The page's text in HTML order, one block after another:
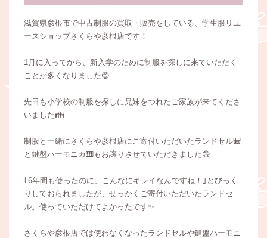
滋賀県彦根市で中古制服の買取・販売をしている、学生服リユ
ースショップさくらや彦根店です！
1月に入ってから、新入学のために制服を探しに来ていただく
ことが多くなりました😊
先日も小学校の制服を探しに兄妹をつれたご家族が来てくださ
いました👪
制服と一緒にさくらや彦根店にご寄付いただいたランドセル🎒
と鍵盤ハーモニカ🎹もお譲りさせていただきました😄
｢6年間も使ったのに、こんなにキレイなんですね！｣とびっく
りしておられましたが、せっかくご寄付いただいたランドセ
ル。使っていただけてよかったです✨
さくらや彦根店では使わなくなったランドセルや鍵盤ハーモニ